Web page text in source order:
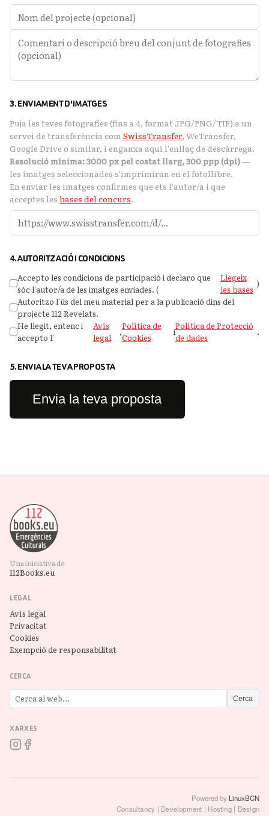
3. ENVIAMENT D'IMATGES
Puja les teves fotografies (fins a 4, format JPG/PNG/TIF) a un
servei de transferència com SwissTransfer, WeTransfer,
Google Drive o similar, i enganxa aquí l'enllaç de descàrrega.
Resolució mínima: 3000 px pel costat llarg, 300 ppp (dpi)—
les imatges seleccionades s'imprimiran en el fotollibre.
En enviar les imatges confirmes que ets l'autor/a i que
acceptes les bases del concurs.
4. AUTORITZACIÓ I CONDICIONS
Accepto les condicions de participació i declaro que
sóc l'autor/a de les imatges enviades. (
Llegeix
les bases
)
Autoritzo l'ús del meu material per a la publicació dins del
projecte 112 Revelats.
He llegit, entenc i
accepto l'
Avís
legal
,
Política de
Cookies
i
Política de Protecció
de dades
.
5. ENVIA LA TEVA PROPOSTA
Envia la teva proposta
Una iniciativa de
112Books.eu
LEGAL
Avís legal
Privacitat
Cookies
Exempció de responsabilitat
CERCA
Cerca
XARXES
Powered by LinuxBCN
Consultancy | Development | Hosting | Design